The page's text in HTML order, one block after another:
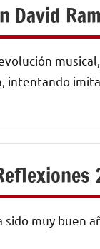
David
intentando
muy buen